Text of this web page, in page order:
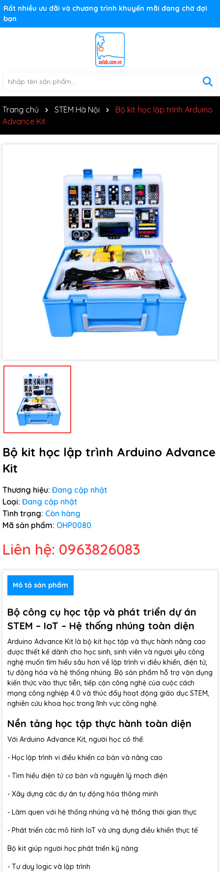
Rất nhiều ưu đãi và chương trình khuyến mãi đang chờ đợi
bạn
Trang chủ STEM Hà Nội
Bộ kit học lập trình Arduino
Advance Kit
Bộ kit học lập trình Arduino Advance
Kit
Thương hiệu: Đang cập nhật
Loại: Đang cập nhật
Tình trạng: Còn hàng
Mã sản phẩm: OHP0080
Liên hệ: 0963826083
Mô tả sản phẩm
Bộ công cụ học tập và phát triển dự án
STEM – IoT – Hệ thống nhúng toàn diện
Arduino Advance Kit là bộ kit học tập và thực hành nâng cao
được thiết kế dành cho học sinh, sinh viên và người yêu công
nghệ muốn tìm hiểu sâu hơn về lập trình vi điều khiển, điện tử,
tự động hóa và hệ thống nhúng. Bộ sản phẩm hỗ trợ vận dụng
kiến thức vào thực tiễn, tiếp cận công nghệ của cuộc cách
mạng công nghiệp 4.0 và thúc đẩy hoạt động giáo dục STEM,
nghiên cứu khoa học trong lĩnh vực công nghệ.
Nền tảng học tập thực hành toàn diện
Với Arduino Advance Kit, người học có thể:
- Học lập trình vi điều khiển cơ bản và nâng cao
- Tìm hiểu điện tử cơ bản và nguyên lý mạch điện
- Xây dựng các dự án tự động hóa thông minh
- Làm quen với hệ thống nhúng và hệ thống thời gian thực
- Phát triển các mô hình IoT và ứng dụng điều khiển thực tế
Bộ kit giúp người học phát triển kỹ năng:
- Tư duy logic và lập trình